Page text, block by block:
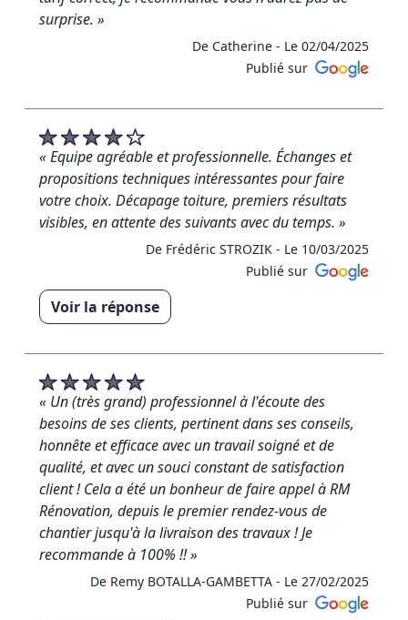
surprise. »
De Catherine - Le 02/04/2025
Publié sur
« Equipe agréable et professionnelle. Échanges et
propositions techniques intéressantes pour faire
votre choix. Décapage toiture, premiers résultats
visibles, en attente des suivants avec du temps. »
De Frédéric STROZIK - Le 10/03/2025
Publié sur
Voir la réponse
ravis que nos conseils vous aient aidé dans votre
choix. Le nettoyage de votre toiture et bien en cours
et les résultats se révéleront avec le temps . Nous
restons à votre disposition pour toute question.
Cordialement RM Rénovation »
De RM RENOVATION - Le 12/03/2025
« Un (très grand) professionnel à l'écoute des
besoins de ses clients, pertinent dans ses conseils,
honnête et efficace avec un travail soigné et de
qualité, et avec un souci constant de satisfaction
client ! Cela a été un bonheur de faire appel à RM
Rénovation, depuis le premier rendez-vous de
chantier jusqu'à la livraison des travaux ! Je
recommande à 100% !! »
De Remy BOTALLA-GAMBETTA - Le 27/02/2025
Publié sur